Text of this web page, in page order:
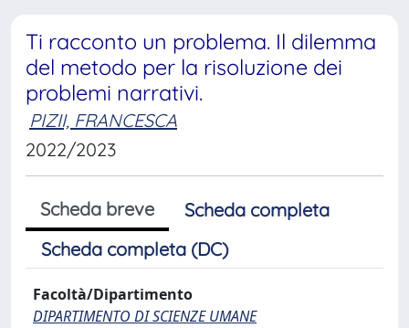
Ti racconto un problema. Il dilemma
del metodo per la risoluzione dei
problemi narrativi.
PIZII, FRANCESCA
2022/2023
Scheda breve
Scheda completa
Scheda completa (DC)
Facoltà/Dipartimento
DIPARTIMENTO DI SCIENZE UMANE